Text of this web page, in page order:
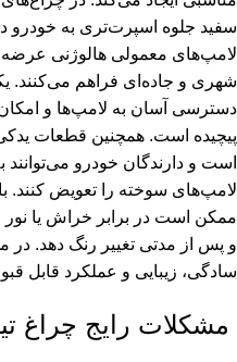
سفید جلوه اسپرت‌تری به خودرو
لامپ‌های معمولی هالوژنی عرضه
دسترسی آسان به لامپ‌ها و امکان
پیچیده است. همچنین قطعات یدکی
است و دارندگان خودرو
لامپ‌های سوخته را تعویض کنند.
ممکن است در برابر خراش یا
سادگی، زیبایی و عملکرد قابل
مشکلات رایج چراغ